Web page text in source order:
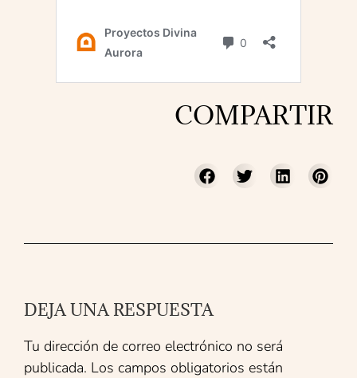
COMPARTIR
DEJA UNA RESPUESTA
Tu dirección de correo electrónico no será
publicada. Los campos obligatorios están